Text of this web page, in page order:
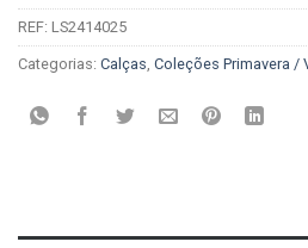
REF: LS2414025
Categorias: Calças, Coleções Primavera /